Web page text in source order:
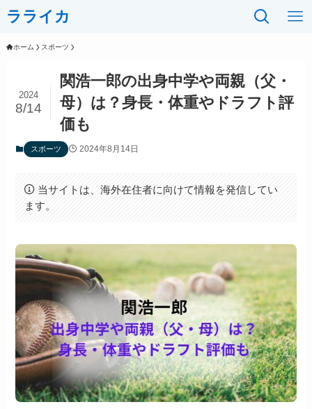
ラライカ
ホーム スポーツ
関浩一郎の出身中学や両親（父・
母）は？身長・体重やドラフト評
価も
2024
8/14
スポーツ 2024年8月14日
当サイトは、海外在住者に向けて情報を発信してい
ます。